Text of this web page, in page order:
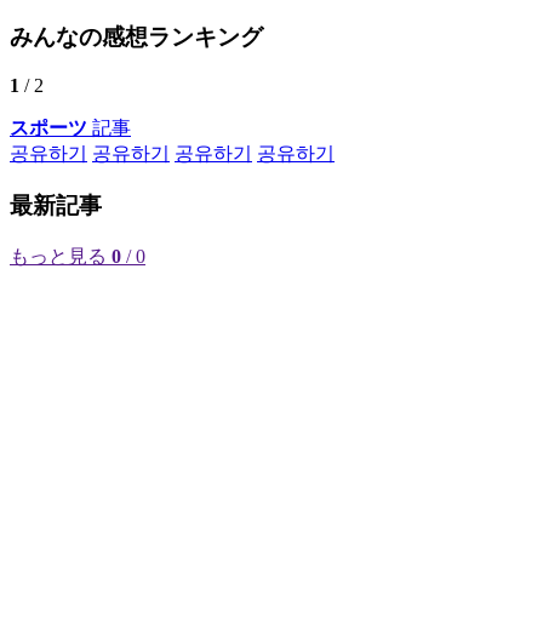
みんなの感想ランキング
1 / 2
スポーツ 記事
공유하기
공유하기 공유하기 공유하기
最新記事
もっと見る 0 / 0